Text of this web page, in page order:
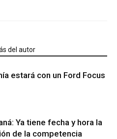
del autor
estará con un Ford Focus
Ya tiene fecha y hora la
de la competencia